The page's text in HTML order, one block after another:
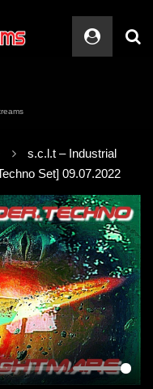
s.c.l.t – Industrial
Set] 09.07.2022